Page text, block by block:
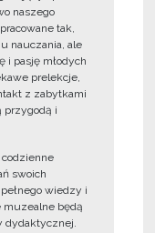
naszego
tak,
nauczania, ale
i pasję młodych
prelekcje,
z zabytkami
przygodą i
swoich
wiedzy i
muzealne będą
dydaktycznej.